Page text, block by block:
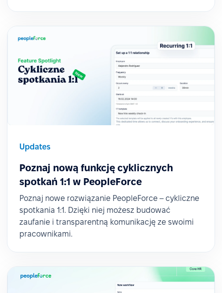
Updates
Poznaj nową funkcję cyklicznych
spotkań 1:1 w PeopleForce
Poznaj nowe rozwiązanie PeopleForce – cykliczne
spotkania 1:1. Dzięki niej możesz budować
zaufanie i transparentną komunikację ze swoimi
pracownikami.